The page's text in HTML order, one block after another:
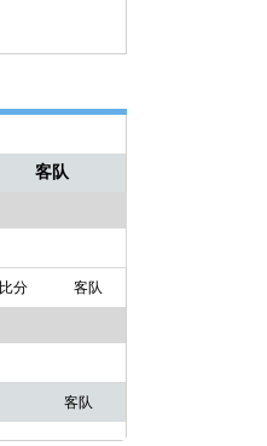
客队
比分 客队
客队